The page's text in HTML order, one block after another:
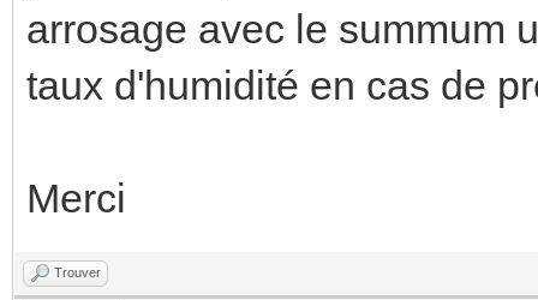
arrosage avec le summum
taux d'humidité en cas de
Merci
Trouver